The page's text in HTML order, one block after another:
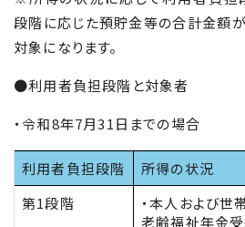
段階に応じた預貯金等の合計金額
対象になります。
●利用者負担段階と対象者
・令和8年7月31日までの場合
利用者負担段階
所得の状況
第1段階
・本人および世
老齢福祉年金